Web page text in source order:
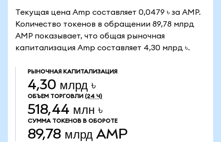
Текущая цена Amp составляет 0,0479 ৳ за AMP.
Количество токенов в обращении 89,78 млрд
AMP показывает, что общая рыночная
капитализация Amp составляет 4,30 млрд ৳.
РЫНОЧНАЯ КАПИТАЛИЗАЦИЯ
4,30 млрд ৳
ОБЪЕМ ТОРГОВЛИ (24 Ч)
518,44 млн ৳
СУММА ТОКЕНОВ В ОБОРОТЕ
89,78 млрд AMP